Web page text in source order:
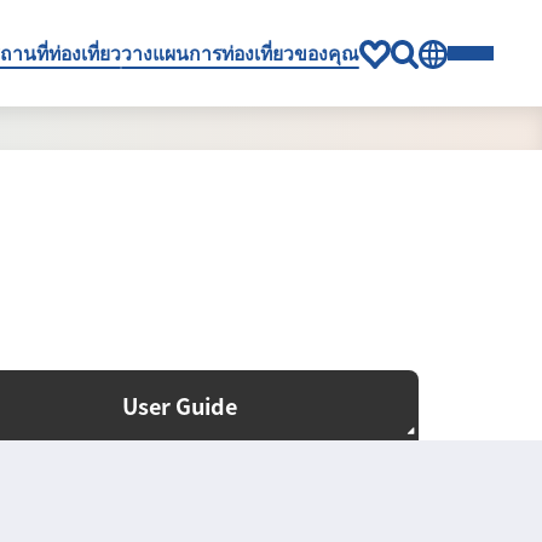
านที่ท่องเที่ยววางแผนการท่องเที่ยวของคุณ
User Guide